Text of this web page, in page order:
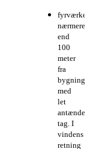
fyrværkeri
nærmere
end
100
meter
fra
bygninger
med
let
antændeligt
tag. I
vindens
retning